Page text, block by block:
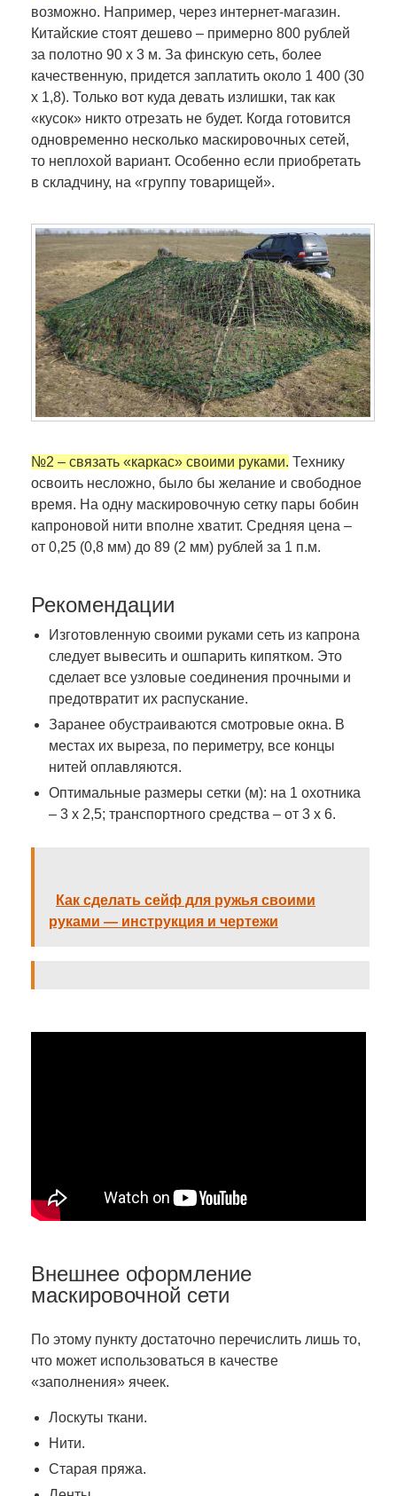
возможно. Например, через интернет-магазин.
Китайские стоят дешево – примерно 800 рублей
за полотно 90 х 3 м. За финскую сеть, более
качественную, придется заплатить около 1 400 (30
х 1,8). Только вот куда девать излишки, так как
«кусок» никто отрезать не будет. Когда готовится
одновременно несколько маскировочных сетей,
то неплохой вариант. Особенно если приобретать
в складчину, на «группу товарищей».
№2 – связать «каркас» своими руками. Технику
освоить несложно, было бы желание и свободное
время. На одну маскировочную сетку пары бобин
капроновой нити вполне хватит. Средняя цена –
от 0,25 (0,8 мм) до 89 (2 мм) рублей за 1 п.м.
Рекомендации
Изготовленную своими руками сеть из капрона
следует вывесить и ошпарить кипятком. Это
сделает все узловые соединения прочными и
предотвратит их распускание.
Заранее обустраиваются смотровые окна. В
местах их выреза, по периметру, все концы
нитей оплавляются.
Оптимальные размеры сетки (м): на 1 охотника
– 3 х 2,5; транспортного средства – от 3 х 6.
Как сделать сейф для ружья своими
руками — инструкция и чертежи
Внешнее оформление
маскировочной сети
По этому пункту достаточно перечислить лишь то,
что может использоваться в качестве
«заполнения» ячеек.
Лоскуты ткани.
Нити.
Старая пряжа.